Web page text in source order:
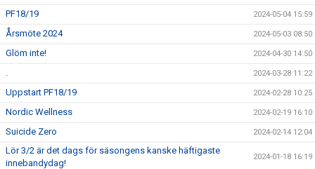
PF18/19 2024-05-04 15:59
Årsmöte 2024 2024-05-03 08:50
Glöm inte! 2024-04-30 14:50
. 2024-03-28 11:22
Uppstart PF18/19 2024-02-28 10:25
Nordic Wellness 2024-02-19 16:10
Suicide Zero 2024-02-14 12:04
Lör 3/2 är det dags för säsongens kanske häftigaste
innebandydag!
2024-01-18 16:19